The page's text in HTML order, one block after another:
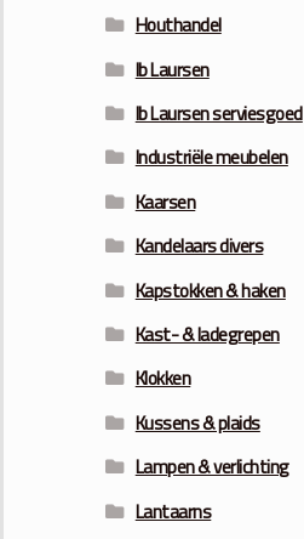
Houthandel
Ib Laursen
Ib Laursen serviesgoed
Industriële meubelen
Kaarsen
Kandelaars divers
Kapstokken & haken
Kast- & ladegrepen
Klokken
Kussens & plaids
Lampen & verlichting
Lantaarns